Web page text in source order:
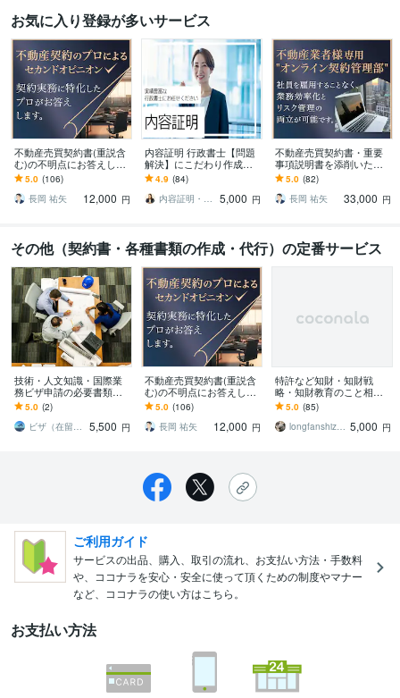
お気に入り登録が多いサービス
不動産売買契約書(重説含
む)の不明点にお答えしま
す 不動産契約実務に特化
したプロがお答えしま
す。
5.0 (106)
長岡 祐矢
12,000 円
内容証明 行政書士【問題
解決】にこだわり作成し
ます 内容証明にかかった
費用一式を相手方へ請求
することも可能です
4.9 (84)
内容証明・SNS関連・民泊専門の行政書士
5,000 円
不動産売買契約書・重要
事項説明書を添削いたし
ます 契約管理部を必要と
されている不動産業者様
をサポートします！
5.0 (82)
長岡 祐矢
33,000 円
その他（契約書・各種書類の作成・代行）の定番サービス
技術・人文知識・国際業
務ビザ申請の必要書類教
えます あなたのケースに
合わせた必要書類をご紹
介します
5.0 (2)
ビザ（在留資格）・帰化の相談アドバイザー
5,500 円
不動産売買契約書(重説含
む)の不明点にお答えしま
す 不動産契約実務に特化
したプロがお答えしま
す。
5.0 (106)
長岡 祐矢
12,000 円
特許など知財・知財戦
略・知財教育のこと相談
できます 知財実務の３０
年以上の経験を生かして
誠意をもって対応します
5.0 (85)
longfanshize7 5,000 円
ご利用ガイド
サービスの出品、購入、取引の流れ、お支払い方法・手数料
や、ココナラを安心・安全に使って頂くための制度やマナー
など、ココナラの使い方はこちら。
お支払い方法